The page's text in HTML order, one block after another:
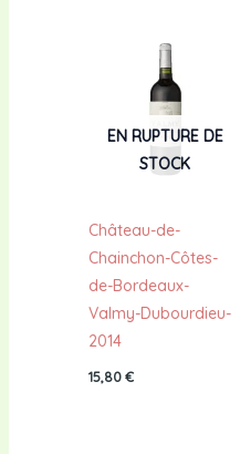
EN RUPTURE DE
STOCK
Château-de-
Chainchon-Côtes-
de-Bordeaux-
Valmy-Dubourdieu-
2014
15,80€